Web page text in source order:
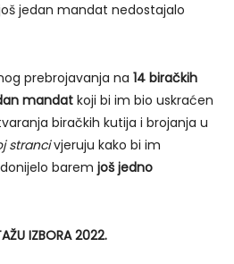
jedan mandat nedostajalo
prebrojavanja na 14 biračkih
mandat koji bi im bio uskraćen
biračkih kutija i brojanja u
strancivjeruju kako bi im
barem još jedno
IZBORA 2022.